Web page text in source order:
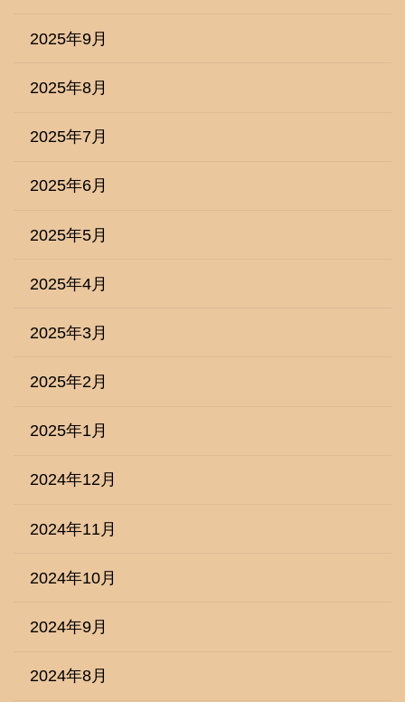
2025年9月
2025年8月
2025年7月
2025年6月
2025年5月
2025年4月
2025年3月
2025年2月
2025年1月
2024年12月
2024年11月
2024年10月
2024年9月
2024年8月